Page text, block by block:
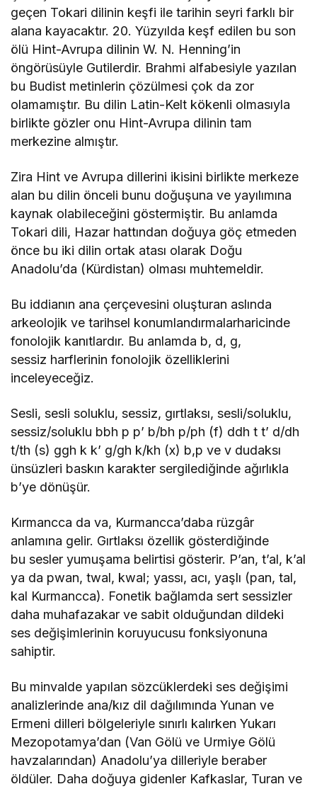
geçen Tokari dilinin keşfi ile tarihin seyri farklı bir
alana kayacaktır. 20. Yüzyılda keşf edilen bu son
ölü Hint-Avrupa dilinin W. N. Henning’in
öngörüsüyle Gutilerdir. Brahmi alfabesiyle yazılan
bu Budist metinlerin çözülmesi çok da zor
olamamıştır. Bu dilin Latin-Kelt kökenli olmasıyla
birlikte gözler onu Hint-Avrupa dilinin tam
merkezine almıştır.
Zira Hint ve Avrupa dillerini ikisini birlikte merkeze
alan bu dilin önceli bunu doğuşuna ve yayılımına
kaynak olabileceğini göstermiştir. Bu anlamda
Tokari dili, Hazar hattından doğuya göç etmeden
önce bu iki dilin ortak atası olarak Doğu
Anadolu’da (Kürdistan) olması muhtemeldir.
Bu iddianın ana çerçevesini oluşturan aslında
arkeolojik ve tarihsel konumlandırmalarharicinde
fonolojik kanıtlardır. Bu anlamda b, d, g,
sessiz harflerinin fonolojik özelliklerini
inceleyeceğiz.
Sesli, sesli soluklu, sessiz, gırtlaksı, sesli/soluklu,
sessiz/soluklu bbh p p’ b/bh p/ph (f) ddh t t’ d/dh
t/th (s) ggh k k’ g/gh k/kh (x) b,p ve v dudaksı
ünsüzleri baskın karakter sergilediğinde ağırlıkla
b’ye dönüşür.
Kırmancca da va, Kurmancca’daba rüzgâr
anlamına gelir. Gırtlaksı özellik gösterdiğinde
bu sesler yumuşama belirtisi gösterir. P’an, t’al, k’al
ya da pwan, twal, kwal; yassı, acı, yaşlı (pan, tal,
kal Kurmancca). Fonetik bağlamda sert sessizler
daha muhafazakar ve sabit olduğundan dildeki
ses değişimlerinin koruyucusu fonksiyonuna
sahiptir.
Bu minvalde yapılan sözcüklerdeki ses değişimi
analizlerinde ana/kız dil dağılımında Yunan ve
Ermeni dilleri bölgeleriyle sınırlı kalırken Yukarı
Mezopotamya’dan (Van Gölü ve Urmiye Gölü
havzalarından) Anadolu’ya dilleriyle beraber
öldüler. Daha doğuya gidenler Kafkaslar, Turan ve